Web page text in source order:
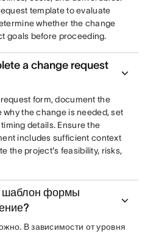
template to evaluate
whether the change
goals before proceeding.
a change request
form, document the
why the change is needed, set
details. Ensure the
includes sufficient context
the project's feasibility, risks,
шаблон формы
В зависимости от уровня